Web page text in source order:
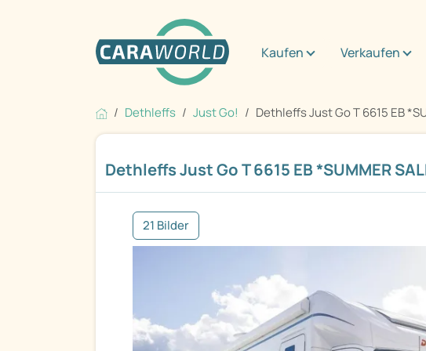
Kaufen Verkaufen
Dethleffs Just Go! Dethleffs Just Go T 6615 EB
Dethleffs Just Go T 6615 EB *SUMMER
21 Bilder